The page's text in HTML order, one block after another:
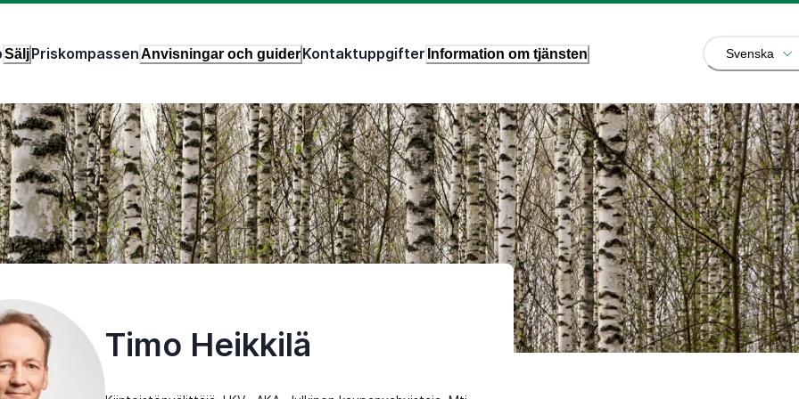
SäljPriskompassenAnvisningar och guiderKontaktuppgifter Information om tjänsten Svenska
Timo Heikkilä